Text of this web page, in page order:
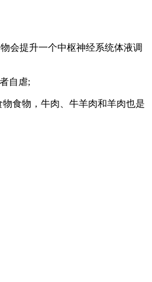
会提升一个中枢神经系统体液调
自虐;
食物，牛肉、牛羊肉和羊肉也是